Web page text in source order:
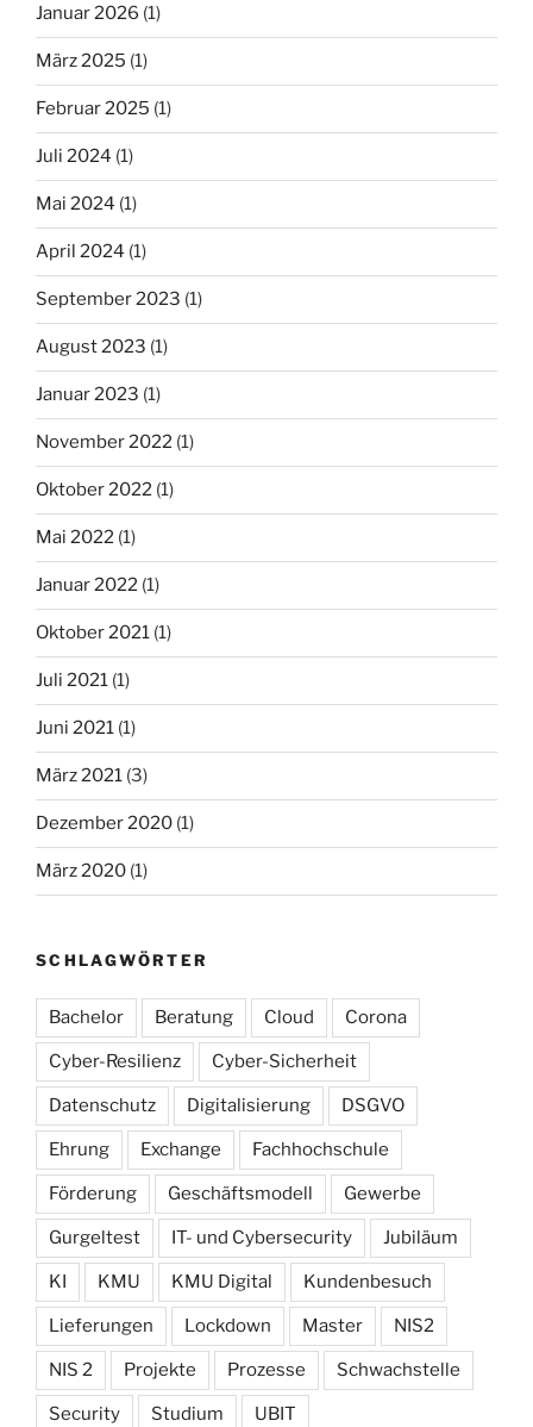
Januar 2026 (1)
März 2025 (1)
Februar 2025 (1)
Juli 2024 (1)
Mai 2024 (1)
April 2024 (1)
September 2023 (1)
August 2023 (1)
Januar 2023 (1)
November 2022 (1)
Oktober 2022 (1)
Mai 2022 (1)
Januar 2022 (1)
Oktober 2021 (1)
Juli 2021 (1)
Juni 2021 (1)
März 2021 (3)
Dezember 2020 (1)
März 2020 (1)
SCHLAGWÖRTER
Bachelor Beratung Cloud Corona
Cyber-Resilienz Cyber-Sicherheit
Datenschutz Digitalisierung DSGVO
Ehrung Exchange Fachhochschule
Förderung Geschäftsmodell Gewerbe
Gurgeltest IT- und Cybersecurity Jubiläum
KI KMU KMU Digital Kundenbesuch
Lieferungen Lockdown Master NIS2
NIS 2 Projekte Prozesse Schwachstelle
Security Studium UBIT